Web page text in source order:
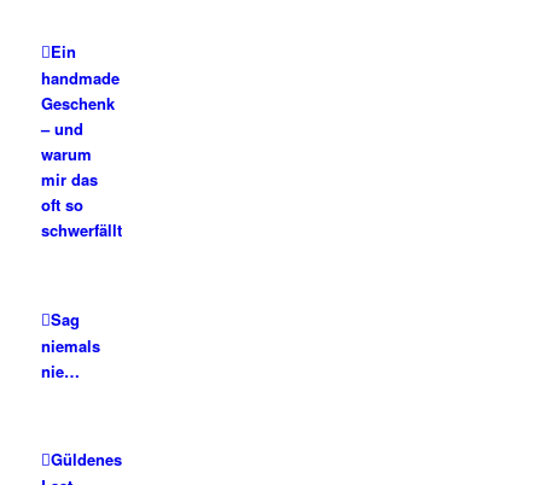
Ein
handmade
Geschenk
– und
warum
mir das
oft so
schwerfällt
Sag
niemals
nie…
Güldenes